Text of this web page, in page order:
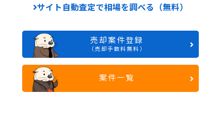
サイト自動査定で相場を調べる（無料）
売却案件登録
（売却手数料無料）
案件一覧